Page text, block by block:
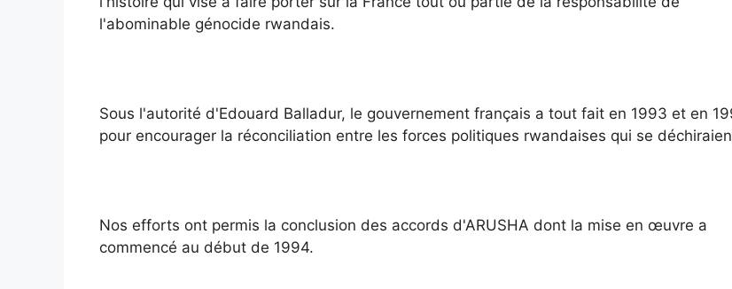
l'abominable génocide rwandais.
Sous l'autorité d'Edouard Balladur, le gouvernement français a tout fait en 1993 et en
pour encourager la réconciliation entre les forces politiques rwandaises qui se
Nos efforts ont permis la conclusion des accords d'ARUSHA dont la mise en œuvre a
commencé au début de 1994.